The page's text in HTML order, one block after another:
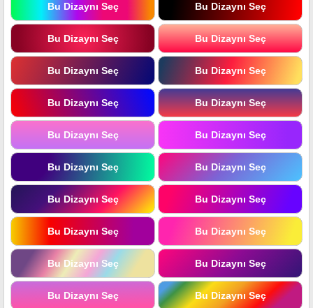
Bu Dizaynı Seç Bu Dizaynı Seç
Bu Dizaynı Seç Bu Dizaynı Seç
Bu Dizaynı Seç Bu Dizaynı Seç
Bu Dizaynı Seç Bu Dizaynı Seç
Bu Dizaynı Seç Bu Dizaynı Seç
Bu Dizaynı Seç Bu Dizaynı Seç
Bu Dizaynı Seç Bu Dizaynı Seç
Bu Dizaynı Seç Bu Dizaynı Seç
Bu Dizaynı Seç Bu Dizaynı Seç
Bu Dizaynı Seç Bu Dizaynı Seç